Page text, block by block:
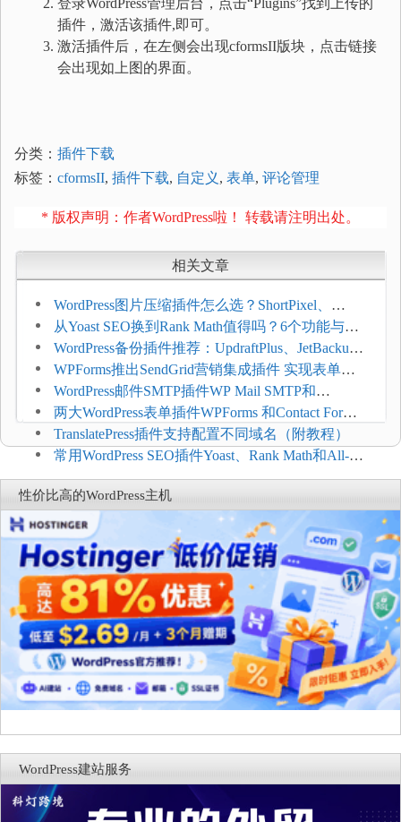
插件，激活该插件,即可。
激活插件后，在左侧会出现cformsII版块，点击链接
会出现如上图的界面。
分类： 插件下载
标签： cformsII, 插件下载, 自定义 , 表单, 评论管理
* 版权声明：作者WordPress啦！ 转载请注明出处。
相关文章
WordPress图片压缩插件怎么选？ShortPixel、
Imagify、Smush和EWWW全面对比
从Yoast SEO换到Rank Math值得吗？6个功能与切
换前检查清单
WordPress备份插件推荐：UpdraftPlus、JetBackup
和主机自动备份等方案
WPForms推出SendGrid营销集成插件 实现表单联
系人自动同步
WordPress邮件SMTP插件WP Mail SMTP和
FluentSMT对比评测
两大WordPress表单插件WPForms 和Contact Form 7
哪个好
TranslatePress插件支持配置不同域名（附教程）
常用WordPress SEO插件Yoast、Rank Math和All-in-
One SEO对比分析
性价比高的WordPress主机
WordPress建站服务